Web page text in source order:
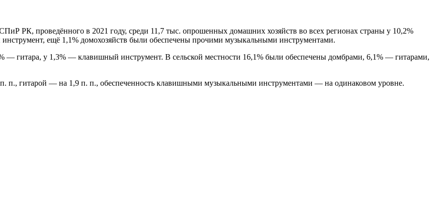
РК, проведённого в 2021 году, среди 11,7 тыс. опрошенных домашних хозяйств во всех регионах страны у 10,2%
ещё 1,1% домохозяйств были обеспечены прочими музыкальными инструментами.
— гитара, у 1,3% — клавишный инструмент. В сельской местности 16,1% были обеспечены домбрами, 6,1% — гитарами,
п., гитарой — на 1,9 п. п., обеспеченность клавишными музыкальными инструментами — на одинаковом уровне.